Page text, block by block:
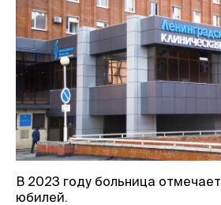
В 2023 году больница
юбилей.